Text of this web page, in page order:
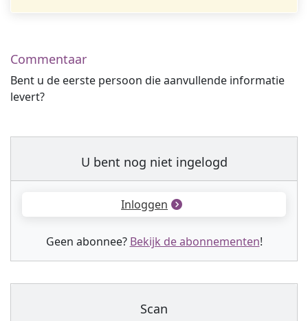
Commentaar
Bent u de eerste persoon die aanvullende informatie
levert?
U bent nog niet ingelogd
Inloggen
Geen abonnee? Bekijk de abonnementen!
Scan